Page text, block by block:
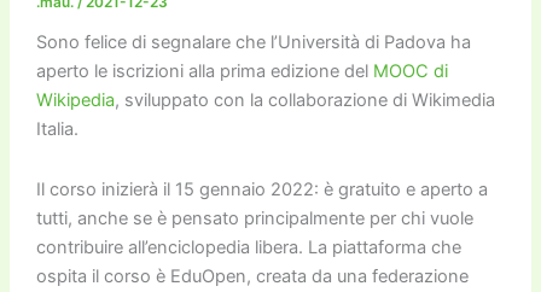
k
Sono felice di segnalare che l’Università di Padova ha
aperto le iscrizioni alla prima edizione del MOOC di
Wikipedia, sviluppato con la collaborazione di Wikimedia
Italia.
Il corso inizierà il 15 gennaio 2022: è gratuito e aperto a
tutti, anche se è pensato principalmente per chi vuole
contribuire all’enciclopedia libera. La piattaforma che
ospita il corso è EduOpen, creata da una federazione